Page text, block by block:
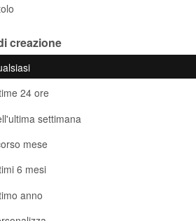
creazione
24 ore
settimana
mese
6 mesi
anno